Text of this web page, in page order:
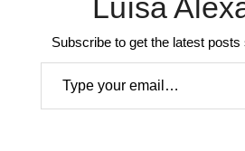
Luísa
Subscribe to get the latest
Type your email…